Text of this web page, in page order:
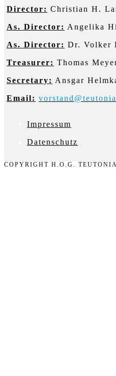
Director: Christian H.
As. Director: Angelika
As. Director: Dr. Volker
Treasurer: Thomas
Secretary: Ansgar
Email:
Impressum
Datenschutz
COPYRIGHT H.O.G.